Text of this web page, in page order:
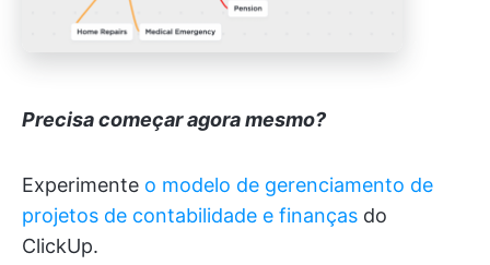
Precisa começar agora mesmo?
Experimente o modelo de gerenciamento de
projetos de contabilidade e finanças do
ClickUp.